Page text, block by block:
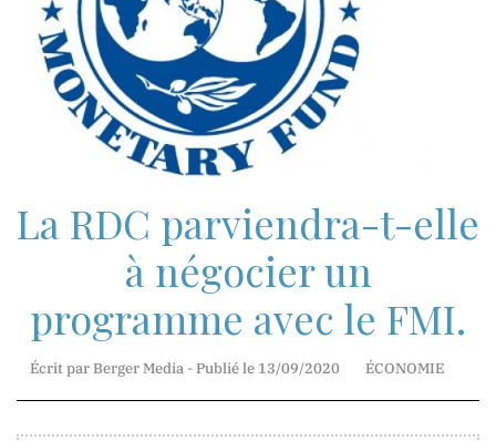
Jean-
Marie
Mbunga
Direction
Technique
Madame
Myriam
Rédaction
et
Publication
La RDC parviendra-t-elle
à négocier un
programme avec le FMI.
Écrit par Berger Media - Publié le 13/09/2020 ÉCONOMIE